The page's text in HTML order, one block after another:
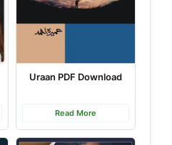
Uraan PDF Download
Read More